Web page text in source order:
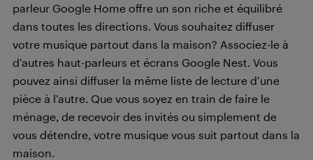
parleur Google Home offre un son riche et équilibré
dans toutes les directions. Vous souhaitez diffuser
votre musique partout dans la maison? Associez-le à
d’autres haut-parleurs et écrans Google Nest. Vous
pouvez ainsi diffuser la même liste de lecture d’une
pièce à l’autre. Que vous soyez en train de faire le
ménage, de recevoir des invités ou simplement de
vous détendre, votre musique vous suit partout dans la
maison.